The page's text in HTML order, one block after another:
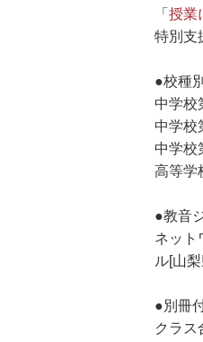
「 授業
特別
●校種
中学校
中学校
中学校
高等学
●教音
ネット
ル[山
●別冊
クラ